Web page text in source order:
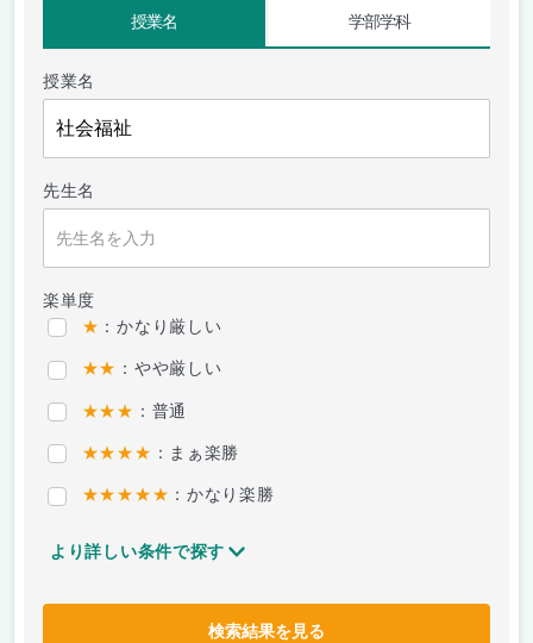
授業名 学部学科
授業名
先生名
楽単度
★ ：かなり厳しい
★★ ：やや厳しい
★★★ ：普通
★★★★ ：まぁ楽勝
★★★★★ ：かなり楽勝
より詳しい条件で探す
検索結果を見る